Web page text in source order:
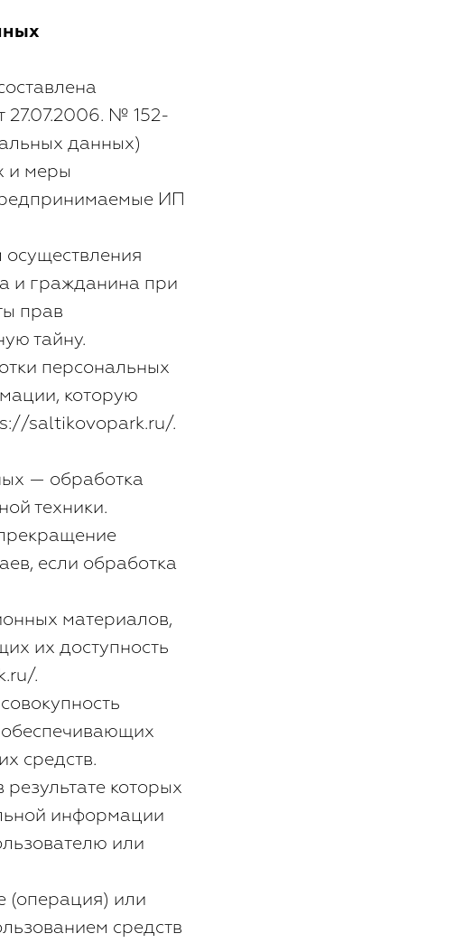
27.07.2006. № 152-
данных)
и меры
ИП
осуществления
и гражданина при
прав
тайну.
персональных
которую
saltikovopark.ru/.
— обработка
техники.
если обработка
материалов,
их доступность
.
средств.
которых
информации
или
(операция) или
средств